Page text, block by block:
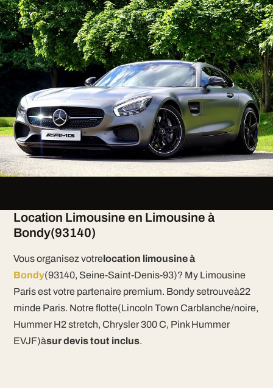
Location Limousine en Limousine à
Bondy(93140)
Vous organisez votrelocation limousine à
Bondy(93140, Seine-Saint-Denis-93)? My Limousine
Paris est votre partenaire premium. Bondy setrouveà22
minde Paris. Notre flotte(Lincoln Town Carblanche/noire,
Hummer H2 stretch, Chrysler 300 C, Pink Hummer
EVJF)àsur devis tout inclus.